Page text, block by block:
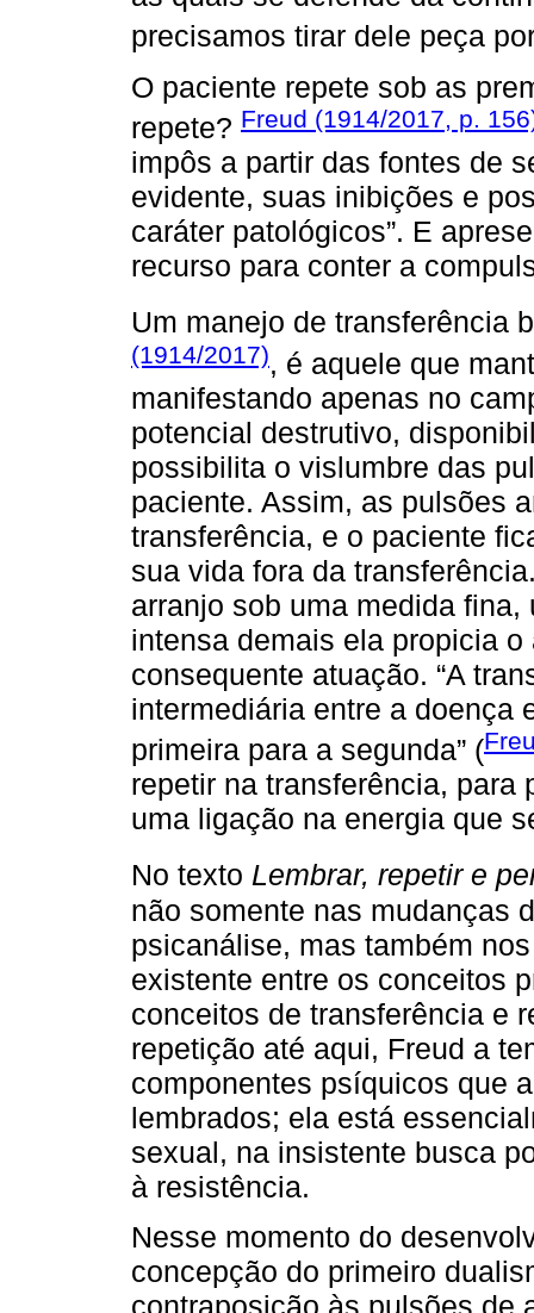
precisamos tirar dele peça
O paciente repete sob as
repete? Freud (1914/2017, p.
impôs a partir das fontes de
evidente, suas inibições e
caráter patológicos”. E
recurso para conter a
Um manejo de transferência
(1914/2017), é aquele que
manifestando apenas no
potencial destrutivo,
possibilita o vislumbre das
paciente. Assim, as pulsões
transferência, e o paciente
sua vida fora da
arranjo sob uma medida
intensa demais ela propicia
consequente atuação. “A
intermediária entre a doença
primeira para a segunda” (
repetir na transferência, para
uma ligação na energia que
No texto Lembrar, repetir e
não somente nas mudanças
psicanálise, mas também
existente entre os conceitos
conceitos de transferência e
repetição até aqui, Freud a
componentes psíquicos que
lembrados; ela está
sexual, na insistente busca
à resistência.
Nesse momento do
concepção do primeiro
contraposição às pulsões de